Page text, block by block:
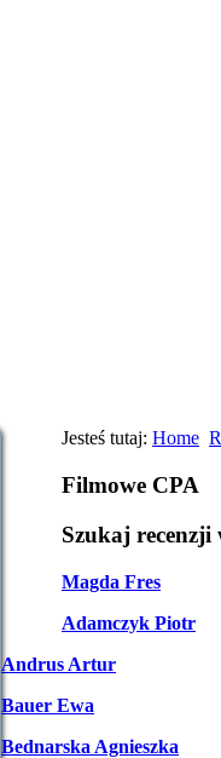
Jesteś tutaj: Home
Filmowe CPA
Szukaj recenzji
Magda Fres
Adamczyk Piotr
Andrus Artur
Bauer Ewa
Bednarska Agnieszka